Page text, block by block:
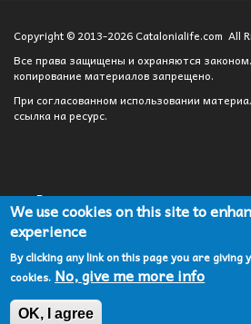
Copyright © 2013-2026 Catalonialife.com All
Все права защищены и охраняются
копирование материалов запрещено.
При согласованном использовании
ссылка на ресурс.
Вход для администратора
Сотрудничество
Карта сайта
Политика конфиденциальности
We use cookies on this site to
experience
By clicking any link on this page you are
cookies. No, give me more info
OK, I agree